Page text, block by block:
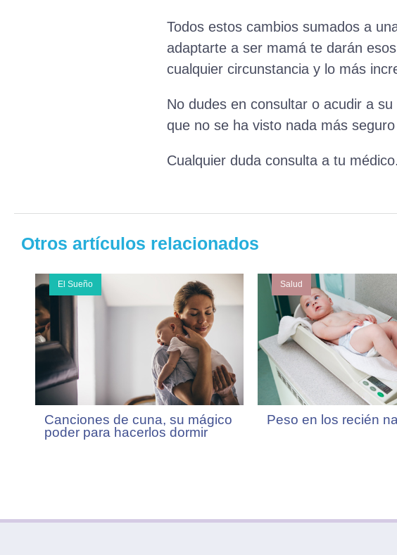
Todos estos cambios sumados a
adaptarte a ser mamá te darán
cualquier circunstancia y lo más
No dudes en consultar o acudir a
que no se ha visto nada más
Cualquier duda consulta a tu médico.
Otros artículos relacionados
El Sueño
Canciones de cuna, su mágico
poder para hacerlos dormir
Salud
Peso en los recién